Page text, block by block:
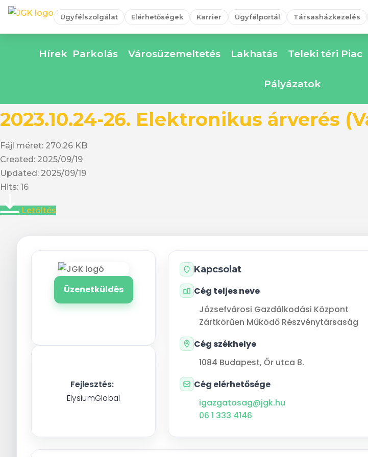
Ügyfélszolgálat Elérhetőségek Karrier Ügyfélportál Társasházkezelés
Hírek Parkolás Városüzemeltetés Lakhatás Teleki téri Piac
Pályázatok
2023.10.24-26. Elektronikus árverés
Fájl méret: 270.26 KB
Created: 2025/09/19
Updated: 2025/09/19
Hits: 16
Letöltés
Üzenetküldés
Fejlesztés:
ElysiumGlobal
Kapcsolat
Cég teljes neve
Józsefvárosi Gazdálkodási Központ
Zártkörűen Működő Részvénytársaság
Cég székhelye
1084 Budapest,Őr utca 8.
Cég elérhetősége
igazgatosag@jgk.hu
06 1 333 4146